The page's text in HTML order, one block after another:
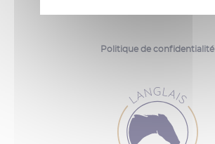
Politique de confidentialité